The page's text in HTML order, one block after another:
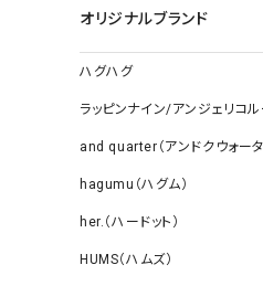
オリジナルブランド
ハグハグ
ラッピンナイン/アンジェリコル
and quarter（アンドクウォータ
hagumu（ハグム）
her.（ハードット）
HUMS（ハムズ）